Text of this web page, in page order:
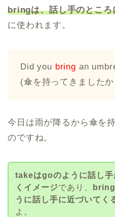
bringは、話し手のところ
に使われます。
Did you bring an
(傘を持ってきました
今日は雨が降るから傘を
のですね。
takeはgoのように話し手
くイメージであり、
うに話し手に近づいてく
よ。